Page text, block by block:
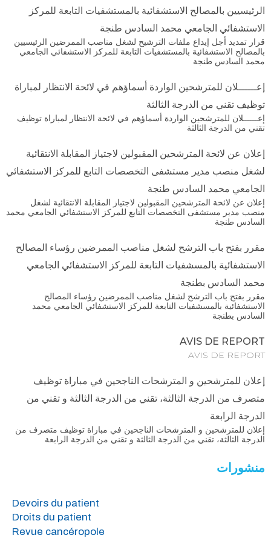
الرئيسيين بالمصالح الاستشفائية بالمستشفيات التابعة للمركز
الاستشفائي الجامعي محمد السادس طنجة
قرار تمديد أجل إيداع ملفات الترشيح لشغل مناصب الممرضين الرئيسيين
بالمصالح الاستشفائية بالمستشفيات التابعة للمركز الاستشفائي الجامعي
محمد السادس طنجة
إعــــــلان للمترشحين الواردة أسماؤهم في لائحة الانتظار لمباراة
توظيف تقني من الدرجة الثالثة
إعــــــلان للمترشحين الواردة أسماؤهم في لائحة الانتظار لمباراة توظيف
تقني من الدرجة الثالثة
إعلان عن لائحة المترشحين المقبولين لاجتياز المقابلة الانتقائية
لشغل منصب مدير مستشفى التخصصات التابع للمركز الاستشفائي
الجامعي محمد السادس طنجة
إعلان عن لائحة المترشحين المقبولين لاجتياز المقابلة الانتقائية لشغل
منصب مدير مستشفى التخصصات التابع للمركز الاستشفائي الجامعي محمد
السادس طنجة
مقرر بفتح باب الترشح لشغل مناصب الممرضين رؤساء المصالح
الاستشفائية بالمسشفيات التابعة للمركز الاستشفائي الجامعي
محمد السادس بطنجة
مقرر بفتح باب الترشح لشغل مناصب الممرضين رؤساء المصالح
الاستشفائية بالمسشفيات التابعة للمركز الاستشفائي الجامعي محمد
السادس بطنجة
AVIS DE REPORT
AVIS DE REPORT
إعلان للمترشحين و المترشحات الناجحين في مباراة توظيف
متصرف من الدرجة الثالثة، تقني من الدرجة الثالثة و تقني من
الدرجة الرابعة
إعلان للمترشحين و المترشحات الناجحين في مباراة توظيف متصرف من
الدرجة الثالثة، تقني من الدرجة الثالثة و تقني من الدرجة الرابعة
منشورات
Devoirs du patient
Droits du patient
Revue cancéropole